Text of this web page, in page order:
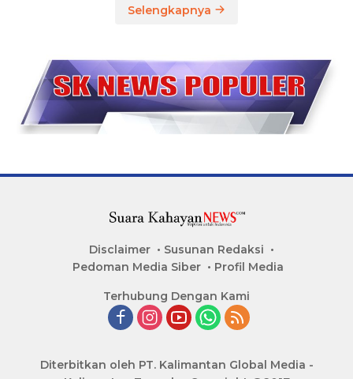
Selengkapnya
Disclaimer
Susunan Redaksi
Pedoman Media Siber
Profil Media
Terhubung Dengan Kami
Diterbitkan oleh PT. Kalimantan Global Media -